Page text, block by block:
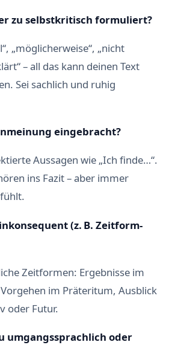
zu selbstkritisch formuliert?
„möglicherweise“, „nicht
– all das kann deinen Text
Sei sachlich und ruhig
eingebracht?
Aussagen wie „Ich finde…“.
ins Fazit – aber immer
(z. B. Zeitform-
Zeitformen: Ergebnisse im
im Präteritum, Ausblick
oder Futur.
umgangssprachlich oder